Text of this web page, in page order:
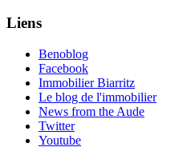
Liens
Benoblog
Facebook
Immobilier Biarritz
Le blog de l'immobilier
News from the Aude
Twitter
Youtube